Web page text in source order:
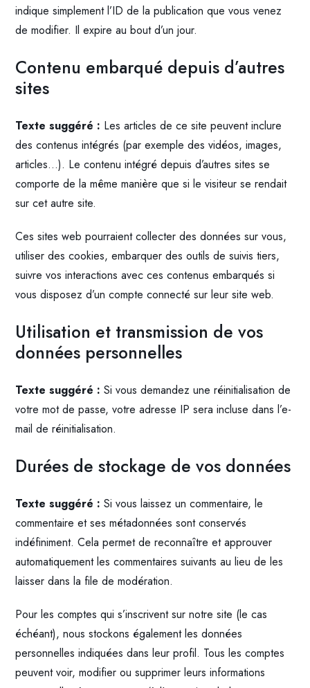
indique simplement l’ID de la publication que vous venez
de modifier. Il expire au bout d’un jour.
Contenu embarqué depuis d’autres
sites
Texte suggéré : Les articles de ce site peuvent inclure
des contenus intégrés (par exemple des vidéos, images,
articles…). Le contenu intégré depuis d’autres sites se
comporte de la même manière que si le visiteur se rendait
sur cet autre site.
Ces sites web pourraient collecter des données sur vous,
utiliser des cookies, embarquer des outils de suivis tiers,
suivre vos interactions avec ces contenus embarqués si
vous disposez d’un compte connecté sur leur site web.
Utilisation et transmission de vos
données personnelles
Texte suggéré :Si vous demandez une réinitialisation de
votre mot de passe, votre adresse IP sera incluse dans l’e-
mail de réinitialisation.
Durées de stockage de vos données
Texte suggéré :Si vous laissez un commentaire, le
commentaire et ses métadonnées sont conservés
indéfiniment. Cela permet de reconnaître et approuver
automatiquement les commentaires suivants au lieu de les
laisser dans la file de modération.
Pour les comptes qui s’inscrivent sur notre site (le cas
échéant), nous stockons également les données
personnelles indiquées dans leur profil. Tous les comptes
peuvent voir, modifier ou supprimer leurs informations